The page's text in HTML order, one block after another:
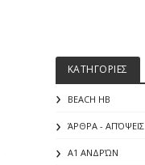
ΚΑΤΗΓΟΡΙΕΣ
BEACH HB
ΆΡΘΡΑ - ΑΠΌΨΕΙΣ
Α1 ΑΝΔΡΏΝ